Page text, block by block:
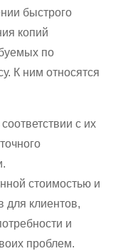
быстрого
копий
по
К ним относятся
с их
стоимостью и
для клиентов,
и
проблем.